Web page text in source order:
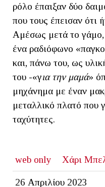
ρόλο έπαιξαν δύο
που τους έπεισαν ότι
Αμέσως μετά το
ένα ραδιόφωνο
και, πάνω του, ως
του -«για την μαμά»
μηχάνημα με έναν
μεταλλικό πλατό που
ταχύτητες.
web only
Χάρι
26 Απριλίου 2023